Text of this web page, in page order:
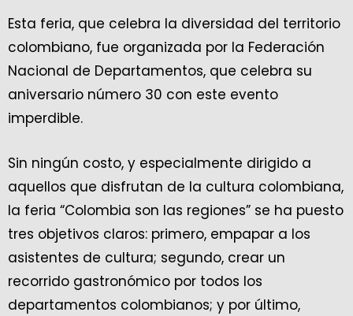
Esta feria, que celebra la diversidad del territorio
colombiano, fue organizada por la Federación
Nacional de Departamentos, que celebra su
aniversario número 30 con este evento
imperdible.
Sin ningún costo, y especialmente dirigido a
aquellos que disfrutan de la cultura colombiana,
la feria “Colombia son las regiones” se ha puesto
tres objetivos claros: primero, empapar a los
asistentes de cultura; segundo, crear un
recorrido gastronómico por todos los
departamentos colombianos; y por último,